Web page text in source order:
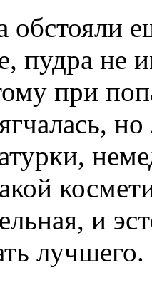
обстояли
пудра не
при
и
лучшего.